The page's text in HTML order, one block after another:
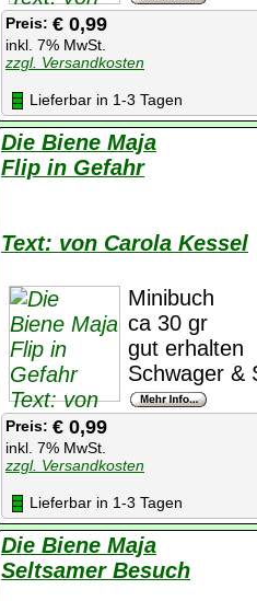
Preis: € 0,99
inkl. 7% MwSt.
zzgl. Versandkosten
Lieferbar in 1-3 Tagen
Die Biene Maja
Flip in Gefahr
Text: von Carola Kessel
Minibuch
ca 30 gr
gut erhalten
Schwager &
Preis: € 0,99
inkl. 7% MwSt.
zzgl. Versandkosten
Lieferbar in 1-3 Tagen
Die Biene Maja
Seltsamer Besuch